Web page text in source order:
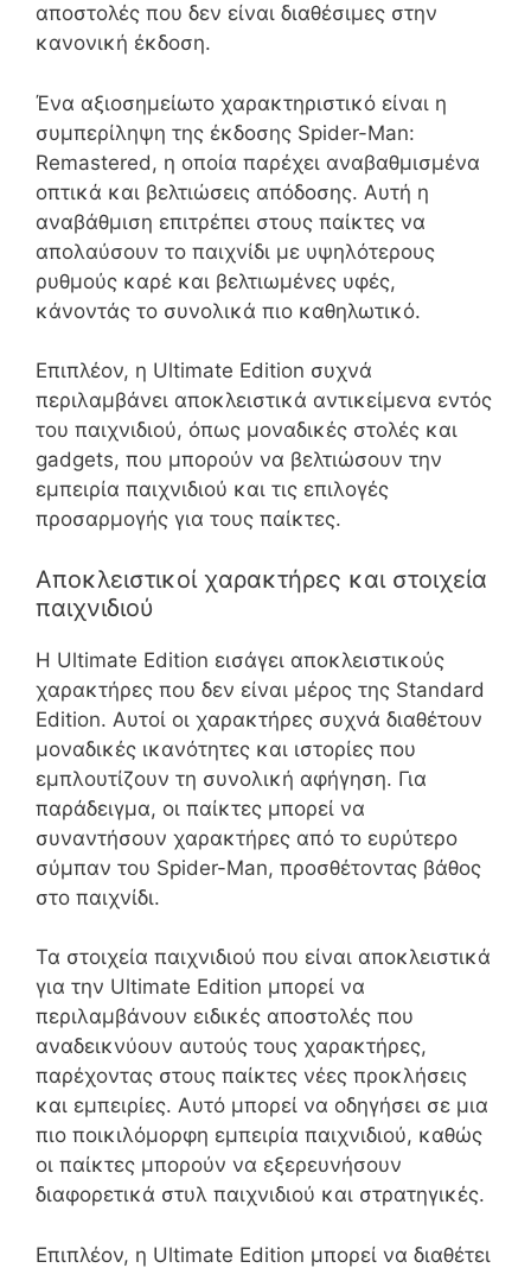
αποστολές που δεν είναι διαθέσιμες στην
κανονική έκδοση.
Ένα αξιοσημείωτο χαρακτηριστικό είναι η
συμπερίληψη της έκδοσης Spider-Man:
Remastered, η οποία παρέχει αναβαθμισμένα
οπτικά και βελτιώσεις απόδοσης. Αυτή η
αναβάθμιση επιτρέπει στους παίκτες να
απολαύσουν το παιχνίδι με υψηλότερους
ρυθμούς καρέ και βελτιωμένες υφές,
κάνοντάς το συνολικά πιο καθηλωτικό.
Επιπλέον, η Ultimate Edition συχνά
περιλαμβάνει αποκλειστικά αντικείμενα εντός
του παιχνιδιού, όπως μοναδικές στολές και
gadgets, που μπορούν να βελτιώσουν την
εμπειρία παιχνιδιού και τις επιλογές
προσαρμογής για τους παίκτες.
Αποκλειστικοί χαρακτήρες και στοιχεία
παιχνιδιού
Η Ultimate Edition εισάγει αποκλειστικούς
χαρακτήρες που δεν είναι μέρος της Standard
Edition. Αυτοί οι χαρακτήρες συχνά διαθέτουν
μοναδικές ικανότητες και ιστορίες που
εμπλουτίζουν τη συνολική αφήγηση. Για
παράδειγμα, οι παίκτες μπορεί να
συναντήσουν χαρακτήρες από το ευρύτερο
σύμπαν του Spider-Man, προσθέτοντας βάθος
στο παιχνίδι.
Τα στοιχεία παιχνιδιού που είναι αποκλειστικά
για την Ultimate Edition μπορεί να
περιλαμβάνουν ειδικές αποστολές που
αναδεικνύουν αυτούς τους χαρακτήρες,
παρέχοντας στους παίκτες νέες προκλήσεις
και εμπειρίες. Αυτό μπορεί να οδηγήσει σε μια
πιο ποικιλόμορφη εμπειρία παιχνιδιού, καθώς
οι παίκτες μπορούν να εξερευνήσουν
διαφορετικά στυλ παιχνιδιού και στρατηγικές.
Επιπλέον, η Ultimate Edition μπορεί να διαθέτει